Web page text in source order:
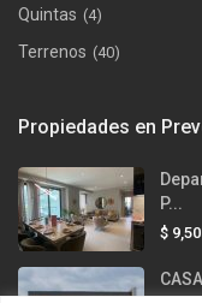
Quintas (4)
Terrenos (40)
Propiedades en
P...
$